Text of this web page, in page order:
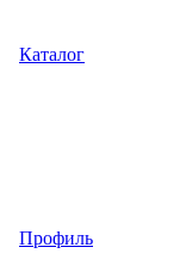
Каталог
Профиль